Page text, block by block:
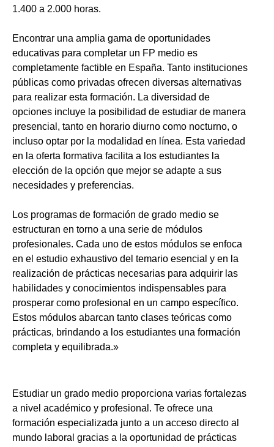
1.400 a 2.000 horas.
Encontrar una amplia gama de oportunidades
educativas para completar un FP medio es
completamente factible en España. Tanto instituciones
públicas como privadas ofrecen diversas alternativas
para realizar esta formación. La diversidad de
opciones incluye la posibilidad de estudiar de manera
presencial, tanto en horario diurno como nocturno, o
incluso optar por la modalidad en línea. Esta variedad
en la oferta formativa facilita a los estudiantes la
elección de la opción que mejor se adapte a sus
necesidades y preferencias.
Los programas de formación de grado medio se
estructuran en torno a una serie de módulos
profesionales. Cada uno de estos módulos se enfoca
en el estudio exhaustivo del temario esencial y en la
realización de prácticas necesarias para adquirir las
habilidades y conocimientos indispensables para
prosperar como profesional en un campo específico.
Estos módulos abarcan tanto clases teóricas como
prácticas, brindando a los estudiantes una formación
completa y equilibrada.»
Estudiar un grado medio proporciona varias fortalezas
a nivel académico y profesional. Te ofrece una
formación especializada junto a un acceso directo al
mundo laboral gracias a la oportunidad de prácticas